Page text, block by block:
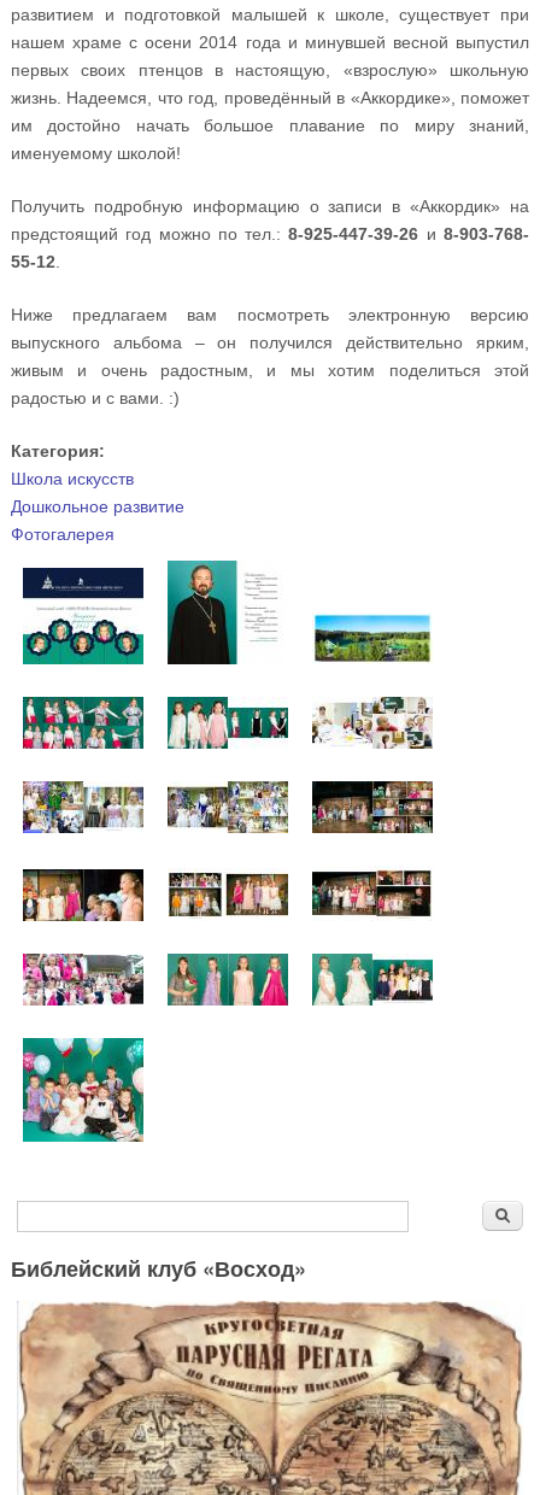
развитием и подготовкой малышей к школе, существует при
нашем храме с осени 2014 года и минувшей весной выпустил
первых своих птенцов в настоящую, «взрослую» школьную
жизнь. Надеемся, что год, проведённый в «Аккордике», поможет
им достойно начать большое плавание по миру знаний,
именуемому школой!
Получить подробную информацию о записи в «Аккордик» на
предстоящий год можно по тел.:8-925-447-39-26 и8-903-768-
55-12
Ниже предлагаем вам посмотреть электронную версию
выпускного альбома – он получился действительно ярким,
живым и очень радостным, и мы хотим поделиться этой
радостью и с вами. :)
Категория:
Школа искусств
Дошкольное развитие
Фотогалерея
Форма поиска
Библейский клуб «Восход»